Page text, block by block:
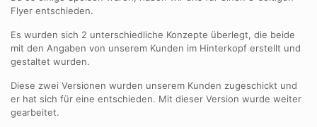
Flyer entschieden.
Es wurden sich 2 unterschiedliche Konzepte überlegt, die beide
mit den Angaben von unserem Kunden im Hinterkopf erstellt und
gestaltet wurden.
Diese zwei Versionen wurden unserem Kunden zugeschickt und
er hat sich für eine entschieden. Mit dieser Version wurde weiter
gearbeitet.